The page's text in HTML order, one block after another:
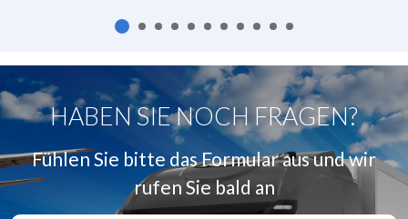
HABEN SIE NOCH FRAGEN?
Fühlen Sie bitte das Formular aus und wir
rufen Sie bald an